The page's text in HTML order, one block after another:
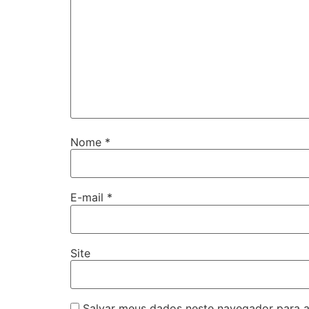
Nome *
E-mail *
Site